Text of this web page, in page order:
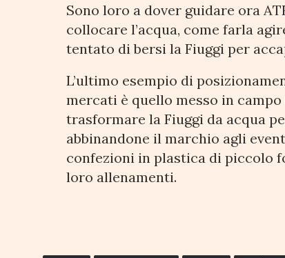
Sono loro a dover guidare ora
collocare l’acqua, come farla
tentato di bersi la Fiuggi per
L’ultimo esempio di
mercati è quello messo in
trasformare la Fiuggi da acqua
abbinandone il marchio agli
confezioni in plastica di piccolo
loro allenamenti.
Economia del